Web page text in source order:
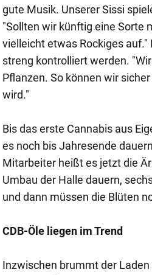
gute Musik. Unserer Sissi
"Sollten wir künftig eine Sorte
vielleicht etwas Rockiges
streng kontrolliert werden.
Pflanzen. So können wir
wird."
Bis das erste Cannabis aus
es noch bis Jahresende
Mitarbeiter heißt es jetzt die
Umbau der Halle dauern,
und dann müssen die Blüten
CDB-Öle liegen im Trend
Inzwischen brummt der